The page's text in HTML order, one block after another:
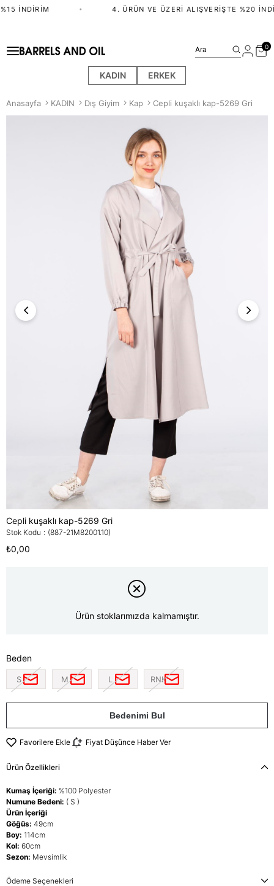
İNDIRIM 4. ÜRÜN VE ÜZERI ALIŞVERIŞTE %20
KADIN ERKEK
Ara 0
Anasayfa KADIN Dış Giyim Kap Cepli kuşaklı kap-5269 Gri
Cepli kuşaklı kap-5269 Gri
Stok Kodu (887-21M82001.10)
₺0,00
Ürün stoklarımızda kalmamıştır.
Beden
S M L RNK
Bedenimi Bul
Favorilere Ekle Fiyat Düşünce Haber Ver
Ürün Özellikleri
Kumaş İçeriği: %100 Polyester
Numune Bedeni: ( S )
Ürün İçeriği
Göğüs: 49cm
Boy: 114cm
Kol: 60cm
Sezon: Mevsimlik
Ödeme Seçenekleri